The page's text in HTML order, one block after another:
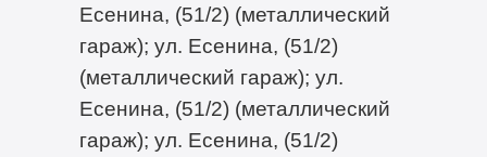
Есенина, (51/2) (металлический
гараж); ул. Есенина, (51/2)
(металлический гараж); ул.
Есенина, (51/2) (металлический
гараж); ул. Есенина, (51/2)